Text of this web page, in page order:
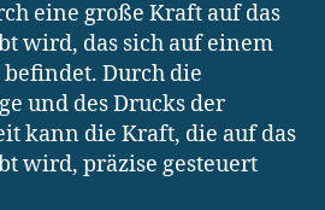
eine große Kraft auf das
wird, das sich auf einem
Durch die
und des Drucks der
kann die Kraft, die auf das
wird, präzise gesteuert